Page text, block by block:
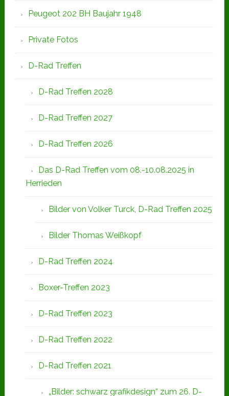
Peugeot 202 BH Baujahr 1948
Private Fotos
D-Rad Treffen
D-Rad Treffen 2028
D-Rad Treffen 2027
D-Rad Treffen 2026
Das D-Rad Treffen vom 08.-10.08.2025 in
Herrieden
Bilder von Volker Turck, D-Rad Treffen 2025
Bilder Thomas Weißkopf
D-Rad Treffen 2024
Boxer-Treffen 2023
D-Rad Treffen 2023
D-Rad Treffen 2022
D-Rad Treffen 2021
„Bilder: schwarz grafikdesign“ zum 26. D-